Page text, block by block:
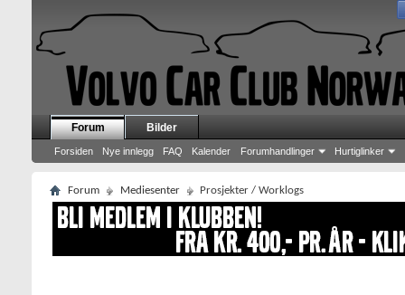
Forum
Forsiden Nye innlegg FAQ Kalender Forumhandlinger Hurtiglinker
Bilder
Forum Mediesenter Prosjekter / Worklogs